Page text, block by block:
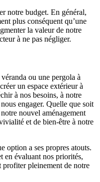
notre budget. En général,
plus conséquent qu’une
la valeur de notre
à ne pas négliger.
ou une pergola à
un espace extérieur à
à nos besoins, à notre
engager. Quelle que soit
nouvel aménagement
et de bien-être à notre
option a ses propres atouts.
en évaluant nos priorités,
pleinement de notre